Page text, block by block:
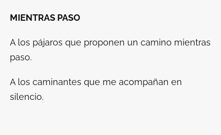
MIENTRAS PASO
A los pájaros que proponen un camino mientras
paso.
A los caminantes que me acompañan en
silencio.